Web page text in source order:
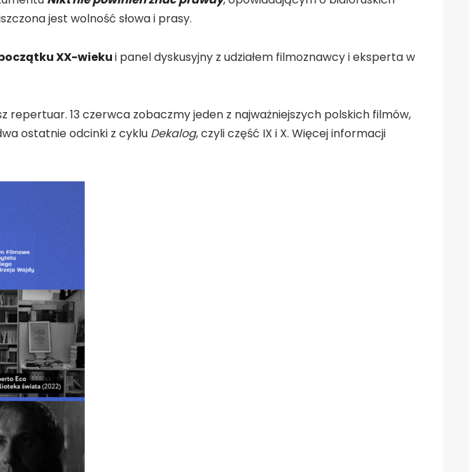
jest wolność słowa i prasy.
XX-wiekui panel dyskusyjny z udziałem filmoznawcy i eksperta w
repertuar. 13 czerwca zobaczmy jeden z najważniejszych polskich filmów,
ostatnie odcinki z cyklu Dekalog, czyli część IX i X. Więcej informacji